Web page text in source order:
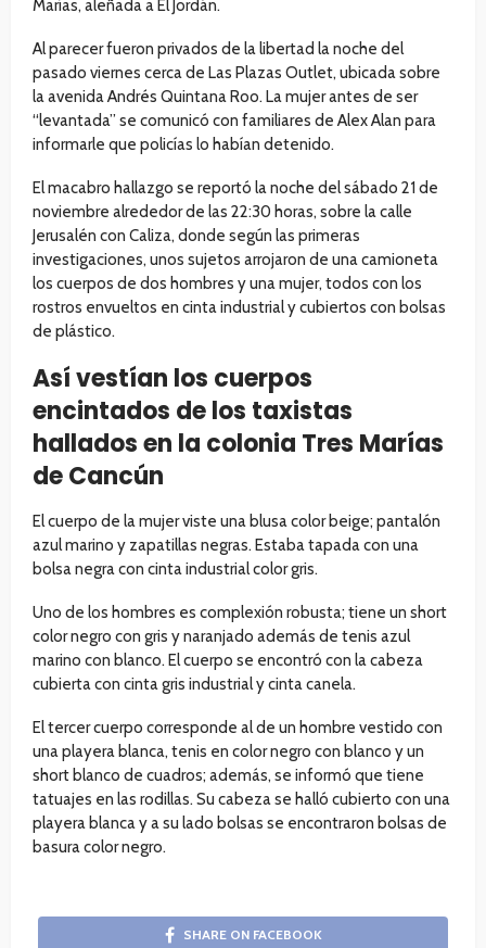
Marías, aleñada a El Jordán.
Al parecer fueron privados de la libertad la noche del
pasado viernes cerca de Las Plazas Outlet, ubicada sobre
la avenida Andrés Quintana Roo. La mujer antes de ser
“levantada” se comunicó con familiares de Alex Alan para
informarle que policías lo habían detenido.
El macabro hallazgo se reportó la noche del sábado 21 de
noviembre alrededor de las 22:30 horas, sobre la calle
Jerusalén con Caliza, donde según las primeras
investigaciones, unos sujetos arrojaron de una camioneta
los cuerpos de dos hombres y una mujer, todos con los
rostros envueltos en cinta industrial y cubiertos con bolsas
de plástico.
Así vestían los cuerpos
encintados de los taxistas
hallados en la colonia Tres Marías
de Cancún
El cuerpo de la mujer viste una blusa color beige; pantalón
azul marino y zapatillas negras. Estaba tapada con una
bolsa negra con cinta industrial color gris.
Uno de los hombres es complexión robusta; tiene un short
color negro con gris y naranjado además de tenis azul
marino con blanco. El cuerpo se encontró con la cabeza
cubierta con cinta gris industrial y cinta canela.
El tercer cuerpo corresponde al de un hombre vestido con
una playera blanca, tenis en color negro con blanco y un
short blanco de cuadros; además, se informó que tiene
tatuajes en las rodillas. Su cabeza se halló cubierto con una
playera blanca y a su lado bolsas se encontraron bolsas de
basura color negro.
SHARE ON FACEBOOK